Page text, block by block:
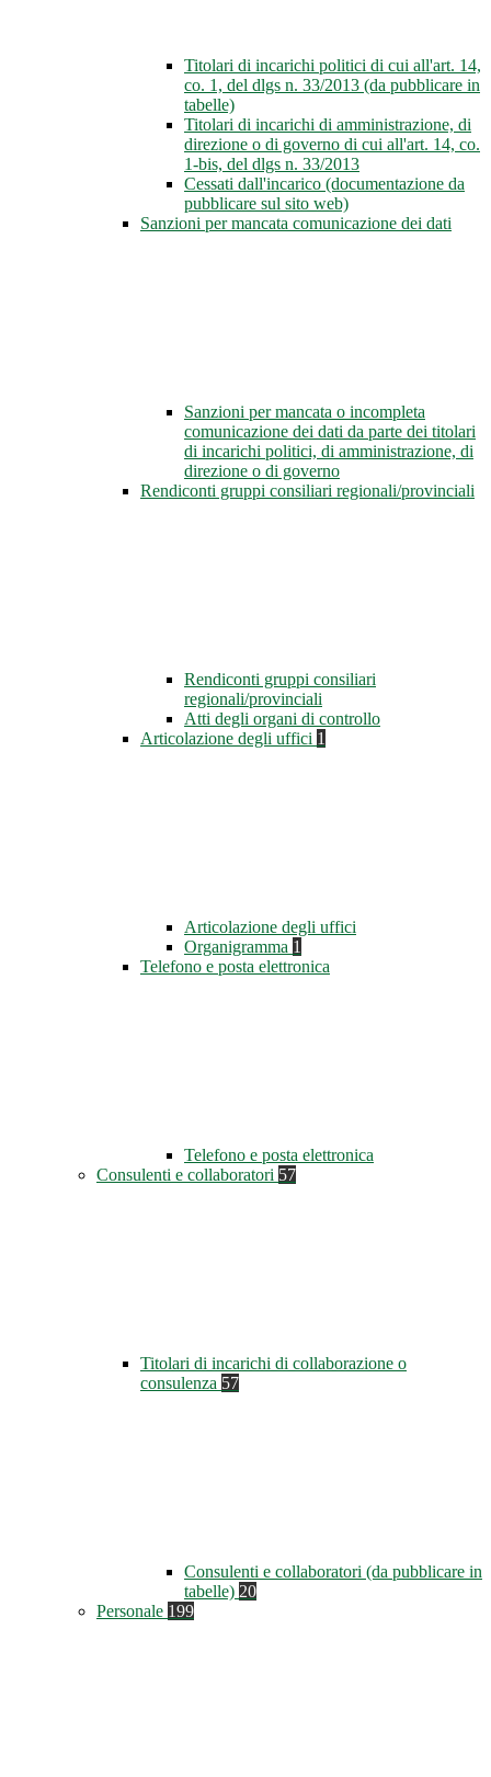
Titolari di incarichi politici di cui all'art. 14,
co. 1, del dlgs n. 33/2013 (da pubblicare in
tabelle)
Titolari di incarichi di amministrazione, di
direzione o di governo di cui all'art. 14, co.
1-bis, del dlgs n. 33/2013
Cessati dall'incarico (documentazione da
pubblicare sul sito web)
Sanzioni per mancata comunicazione dei dati
Sanzioni per mancata o incompleta
comunicazione dei dati da parte dei titolari
di incarichi politici, di amministrazione, di
direzione o di governo
Rendiconti gruppi consiliari regionali/provinciali
Rendiconti gruppi consiliari
regionali/provinciali
Atti degli organi di controllo
Articolazione degli uffici 1
Articolazione degli uffici
Organigramma 1
Telefono e posta elettronica
Telefono e posta elettronica
Consulenti e collaboratori 57
Titolari di incarichi di collaborazione o
consulenza 57
Consulenti e collaboratori (da pubblicare in
tabelle) 20
Personale 199